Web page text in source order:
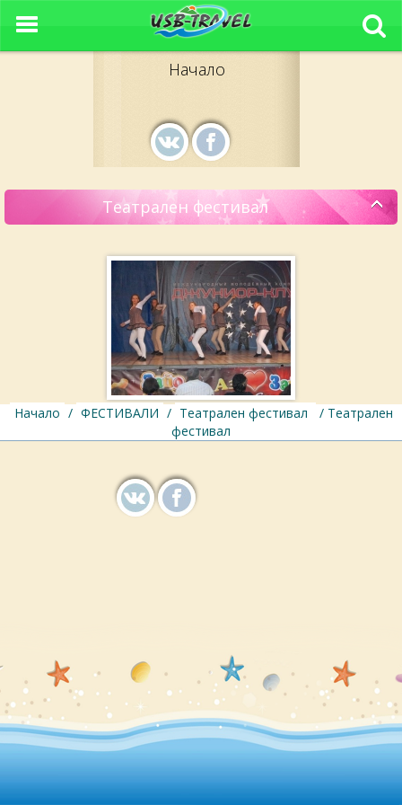
Начало
Театрален фестивал
Начало / ФЕСТИВАЛИ / Театрален фестивал
/ Театрален
фестивал